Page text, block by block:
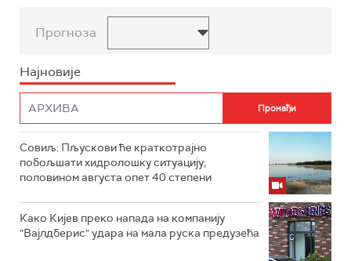
Прогноза
Најновије
Совиљ: Пљускови ће краткотрајно
побољшати хидролошку ситуацију;
половином августа опет 40 степени
Како Кијев преко напада на компанију
"Вајлдберис" удара на мала руска предузећа